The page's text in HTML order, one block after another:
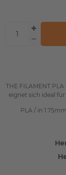
THE FILAMENT
eignet sich ideal
PLA / in